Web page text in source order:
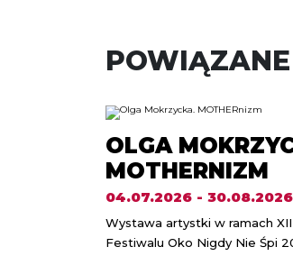
OLGA
MOTHERNIZM
04.07.2026 - 30.08.2026
Wystawa artystki w ramach
Festiwalu Oko Nigdy Nie Śpi